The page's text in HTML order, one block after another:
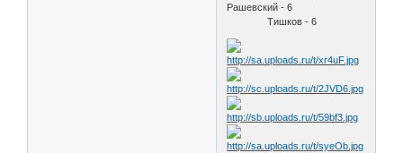
Рашевский - 6
Тишков - 6